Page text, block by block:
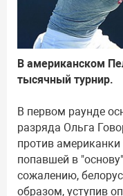
В американском
тысячный турнир.
В первом раунде
разряда Ольга
против американки
попавшей в
сожалению,
образом, уступив